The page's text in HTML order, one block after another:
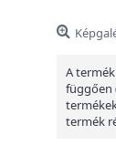
A
függően
termék